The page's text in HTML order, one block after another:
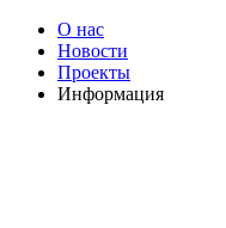
О нас
Новости
Проекты
Информация